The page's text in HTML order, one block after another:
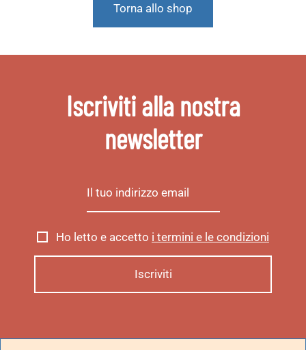
Torna allo shop
Iscriviti alla nostra
newsletter
Ho letto e accetto i termini e le condizioni